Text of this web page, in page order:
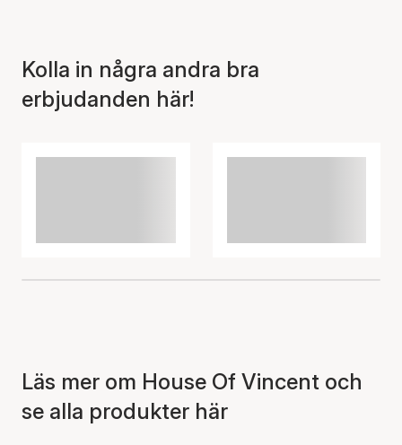
korgen
Kolla in några andra bra
erbjudanden här!
Läs mer om House Of Vincent och
se alla produkter här